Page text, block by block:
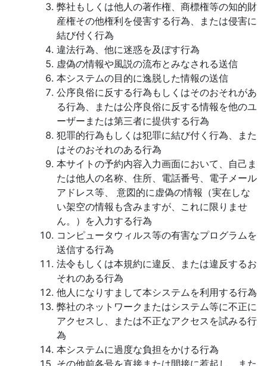
弊社もしくは他人の著作権、商標権等の知的財
産権その他権利を侵害する行為、または侵害に
結び付く行為
違法行為、他に迷惑を及ぼす行為
虚偽の情報や風説の流布とみなされる送信
本システムの目的に逸脱した情報の送信
公序良俗に反する行為もしくはそのおそれがあ
る行為、または公序良俗に反する情報を他のユ
ーザーまたは第三者に提供する行為
犯罪的行為もしくは犯罪に結び付く行為、また
はそのおそれのある行為
本サイトの予約内容入力画面において、自己ま
たは他人の名称、住所、電話番号、電子メール
アドレス等、 意図的に虚偽の情報（実在しな
い架空の情報も含みますが、これに限りませ
ん。）を入力する行為
コンピュータウィルス等の有害なプログラムを
送信する行為
法令もしくは本規約に違反、または違反するお
それのある行為
他人になりすまして本システムを利用する行為
弊社のネットワークまたはシステム等に不正に
アクセスし、または不正なアクセスを試みる行
為
本システムに過度な負担をかける行為
その他前各号を直接または間接に惹起し、また